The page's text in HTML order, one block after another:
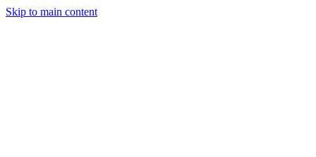
Skip to main content